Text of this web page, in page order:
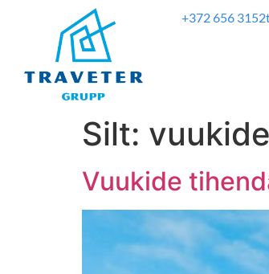
+372 656 3152
Silt:
Vuukide